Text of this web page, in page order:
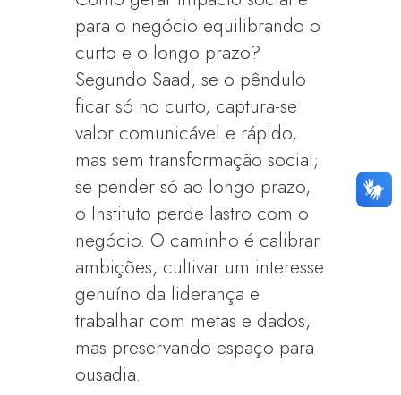
para o negócio equilibrando o
curto e o longo prazo?
Segundo Saad, se o pêndulo
ficar só no curto, captura-se
valor comunicável e rápido,
mas sem transformação social;
se pender só ao longo prazo,
o Instituto perde lastro com o
negócio. O caminho é calibrar
ambições, cultivar um interesse
genuíno da liderança e
trabalhar com metas e dados,
mas preservando espaço para
ousadia.